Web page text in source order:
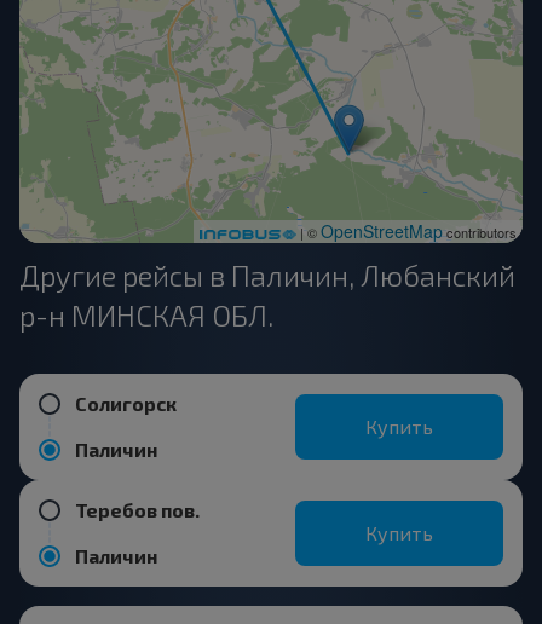
| ©OpenStreetMapcontributors
Другие рейсы в Паличин, Любанский
р-н МИНСКАЯ ОБЛ.
Солигорск
Паличин
Купить
Теребов пов.
Паличин
Купить